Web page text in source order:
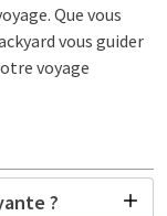
Que vous
vous guider
voyage
?